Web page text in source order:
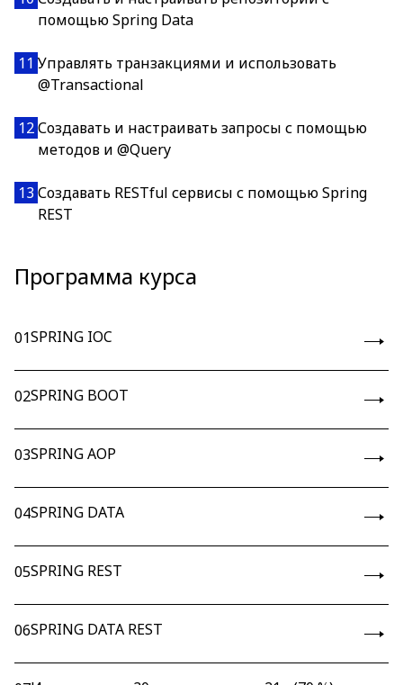
помощью Spring Data
11 Управлять транзакциями и использовать
@Transactional
12Создавать и настраивать запросы с помощью
методов и @Query
13 Создавать RESTful сервисы с помощью Spring
REST
Программа курса
01SPRING IOC
02SPRING BOOT
03SPRING AOP
04SPRING DATA
05SPRING REST
06SPRING DATA REST